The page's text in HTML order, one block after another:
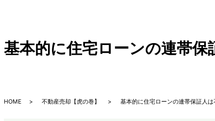
基本的に住宅ローンの連帯
HOME 不動産売却【虎の巻】 基本的に住宅ローンの連帯保証人